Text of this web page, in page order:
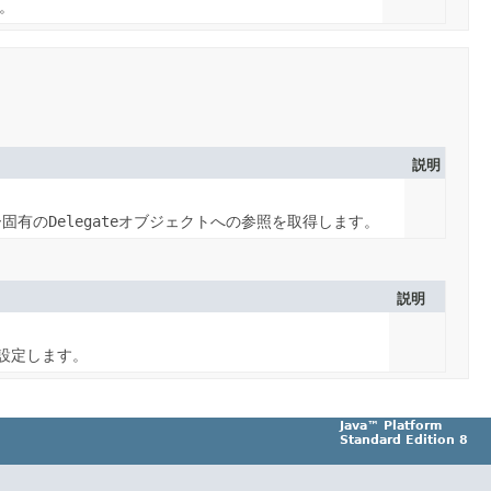
説明
有のDelegateオブジェクトへの参照を取得します。
説明
定します。
Java™ Platform
Standard Edition 8